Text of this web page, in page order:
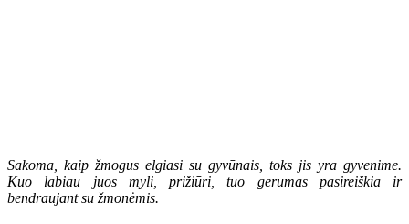
Sakoma, kaip žmogus elgiasi su gyvūnais, toks jis yra gyvenime.
Kuo labiau juos myli, prižiūri, tuo gerumas pasireiškia ir
bendraujant su žmonėmis.